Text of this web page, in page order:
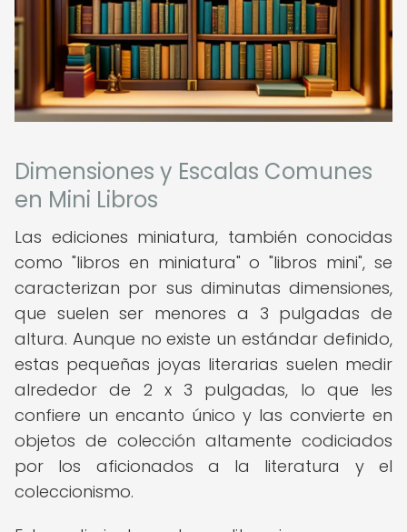
Dimensiones y Escalas Comunes
en Mini Libros
Las ediciones miniatura, también conocidas
como "libros en miniatura" o "libros mini", se
caracterizan por sus diminutas dimensiones,
que suelen ser menores a 3 pulgadas de
altura. Aunque no existe un estándar definido,
estas pequeñas joyas literarias suelen medir
alrededor de 2 x 3 pulgadas, lo que les
confiere un encanto único y las convierte en
objetos de colección altamente codiciados
por los aficionados a la literatura y el
coleccionismo.